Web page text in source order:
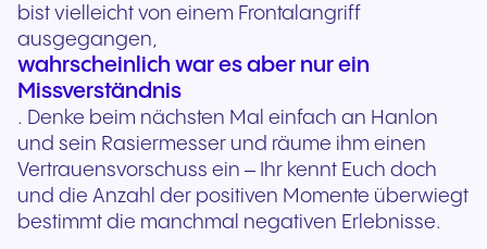
bist vielleicht von einem Frontalangriff
ausgegangen,
wahrscheinlich war es aber nur ein
Missverständnis
. Denke beim nächsten Mal einfach an Hanlon
und sein Rasiermesser und räume ihm einen
Vertrauensvorschuss ein – Ihr kennt Euch doch
und die Anzahl der positiven Momente überwiegt
bestimmt die manchmal negativen Erlebnisse.